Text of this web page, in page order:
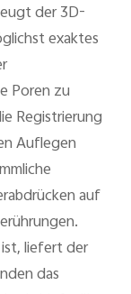
der 3D-
exaktes
Poren zu
Registrierung
Auflegen
auf
liefert der
das